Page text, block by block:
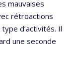
mauvaises
rétroactions
d’activités. Il
une seconde